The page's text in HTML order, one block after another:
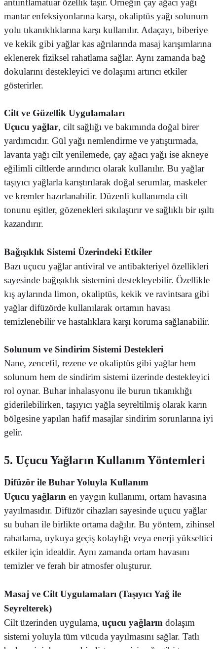
antiinflamatuar özellik taşır. Örneğin çay ağacı yağı
mantar enfeksiyonlarına karşı, okaliptüs yağı solunum
yolu tıkanıklıklarına karşı kullanılır. Adaçayı, biberiye
ve kekik gibi yağlar kas ağrılarında masaj karışımlarına
eklenerek fiziksel rahatlama sağlar. Aynı zamanda bağ
dokularını destekleyici ve dolaşımı artırıcı etkiler
gösterirler.
Cilt ve Güzellik Uygulamaları
Uçucu yağlar, cilt sağlığı ve bakımında doğal birer
yardımcıdır. Gül yağı nemlendirme ve yatıştırmada,
lavanta yağı cilt yenilemede, çay ağacı yağı ise akneye
eğilimli ciltlerde arındırıcı olarak kullanılır. Bu yağlar
taşıyıcı yağlarla karıştırılarak doğal serumlar, maskeler
ve kremler hazırlanabilir. Düzenli kullanımda cilt
tonunu eşitler, gözenekleri sıkılaştırır ve sağlıklı bir ışıltı
kazandırır.
Bağışıklık Sistemi Üzerindeki Etkiler
Bazı uçucu yağlar antiviral ve antibakteriyel özellikleri
sayesinde bağışıklık sistemini destekleyebilir. Özellikle
kış aylarında limon, okaliptüs, kekik ve ravintsara gibi
yağlar difüzörde kullanılarak ortamın havası
temizlenebilir ve hastalıklara karşı koruma sağlanabilir.
Solunum ve Sindirim Sistemi Destekleri
Nane, zencefil, rezene ve okaliptüs gibi yağlar hem
solunum hem de sindirim sistemi üzerinde destekleyici
rol oynar. Buhar inhalasyonu ile burun tıkanıklığı
giderilebilirken, taşıyıcı yağla seyreltilmiş olarak karın
bölgesine yapılan hafif masajlar sindirim sorunlarına iyi
gelir.
5. Uçucu Yağların Kullanım Yöntemleri
Difüzör ile Buhar Yoluyla Kullanım
Uçucu yağların en yaygın kullanımı, ortam havasına
yayılmasıdır. Difüzör cihazları sayesinde uçucu yağlar
su buharı ile birlikte ortama dağılır. Bu yöntem, zihinsel
rahatlama, uykuya geçiş kolaylığı veya enerji yükseltici
etkiler için idealdir. Aynı zamanda ortam havasını
temizler ve ferah bir atmosfer oluşturur.
Masaj ve Cilt Uygulamaları (Taşıyıcı Yağ ile
Seyrelterek)
Cilt üzerinden uygulama, uçucu yağların dolaşım
sistemi yoluyla tüm vücuda yayılmasını sağlar. Tatlı